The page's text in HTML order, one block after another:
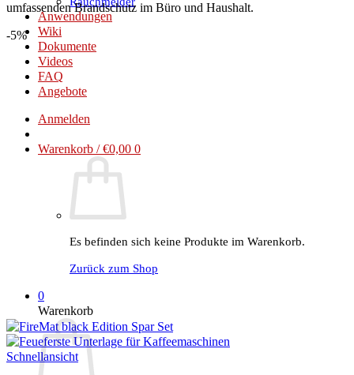
Anwendungen
Wiki
Dokumente
Videos
FAQ
Angebote
Anmelden
Warenkorb /€0,00 0
Es befinden sich keine Produkte im Warenkorb.
Zurück zum Shop
0
Warenkorb
umfassenden Brandschutz im Büro und Haushalt.
-5%
Schnellansicht